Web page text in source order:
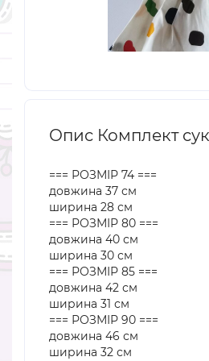
Опис Комплект
=== РОЗМІР 74 ===
довжина 37 см
ширина 28 см
=== РОЗМІР 80 ===
довжина 40 см
ширина 30 см
=== РОЗМІР 85 ===
довжина 42 см
ширина 31 см
=== РОЗМІР 90 ===
довжина 46 см
ширина 32 см